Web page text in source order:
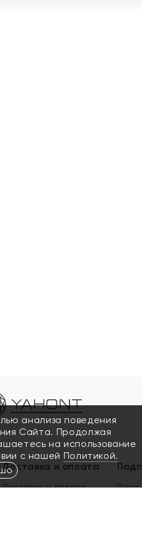
Доставка и оплата
Доставка и оплата
анализа поведения
Сайта. Продолжая
на использование
с нашей Политикой.